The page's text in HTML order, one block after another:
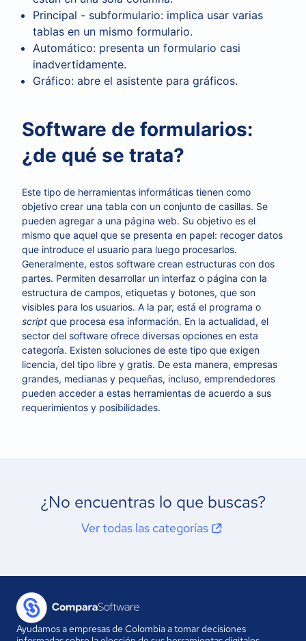
Principal - subformulario: implica usar varias
tablas en un mismo formulario.
Automático: presenta un formulario casi
inadvertidamente.
Gráfico: abre el asistente para gráficos.
Software de formularios:
¿de qué se trata?
Este tipo de herramientas informáticas tienen como
objetivo crear una tabla con un conjunto de casillas. Se
pueden agregar a una página web. Su objetivo es el
mismo que aquel que se presenta en papel: recoger datos
que introduce el usuario para luego procesarlos.
Generalmente, estos software crean estructuras con dos
partes. Permiten desarrollar un interfaz o página con la
estructura de campos, etiquetas y botones, que son
visibles para los usuarios. A la par, está el programa o
script que procesa esa información. En la actualidad, el
sector del software ofrece diversas opciones en esta
categoría. Existen soluciones de este tipo que exigen
licencia, del tipo libre y gratis. De esta manera, empresas
grandes, medianas y pequeñas, incluso, emprendedores
pueden acceder a estas herramientas de acuerdo a sus
requerimientos y posibilidades.
¿No encuentras lo que buscas?
Ver todas las categorías
Ayudamos a empresas de Colombia a tomar decisiones